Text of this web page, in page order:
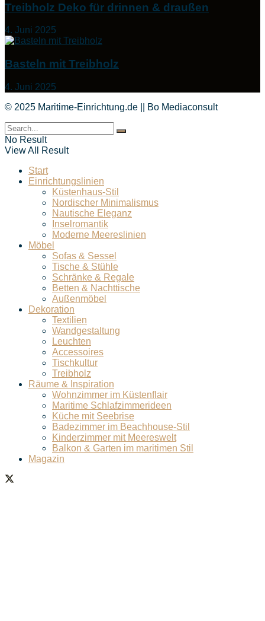
Treibholz Deko für drinnen & draußen
4. Juni 2025
Basteln mit Treibholz
4. Juni 2025
© 2025 Maritime-Einrichtung.de || Bo Mediaconsult
No Result
View All Result
Start
Einrichtungslinien
Küstenhaus-Stil
Nordischer Minimalismus
Nautische Eleganz
Inselromantik
Moderne Meereslinien
Möbel
Sofas & Sessel
Tische & Stühle
Schränke & Regale
Betten & Nachttische
Außenmöbel
Dekoration
Textilien
Wandgestaltung
Leuchten
Accessoires
Tischkultur
Treibholz
Räume & Inspiration
Wohnzimmer im Küstenflair
Maritime Schlafzimmerideen
Küche mit Seebrise
Badezimmer im Beachhouse-Stil
Kinderzimmer mit Meereswelt
Balkon & Garten im maritimen Stil
Magazin